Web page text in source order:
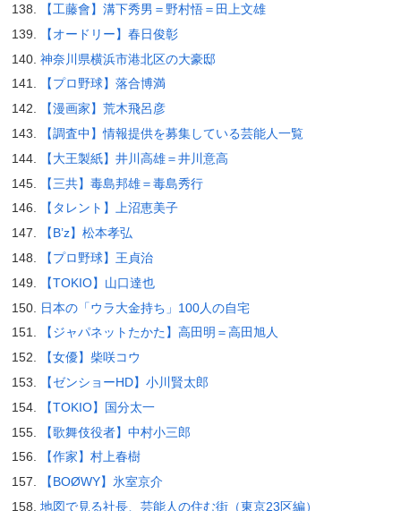
【工藤會】溝下秀男＝野村悟＝田上文雄
【オードリー】春日俊彰
神奈川県横浜市港北区の大豪邸
【プロ野球】落合博満
【漫画家】荒木飛呂彦
【調査中】情報提供を募集している芸能人一覧
【大王製紙】井川高雄＝井川意高
【三共】毒島邦雄＝毒島秀行
【タレント】上沼恵美子
【B’z】松本孝弘
【プロ野球】王貞治
【TOKIO】山口達也
日本の「ウラ大金持ち」100人の自宅
【ジャパネットたかた】高田明＝高田旭人
【女優】柴咲コウ
【ゼンショーHD】小川賢太郎
【TOKIO】国分太一
【歌舞伎役者】中村小三郎
【作家】村上春樹
【BOØWY】氷室京介
地図で見る社長、芸能人の住む街（東京23区編）